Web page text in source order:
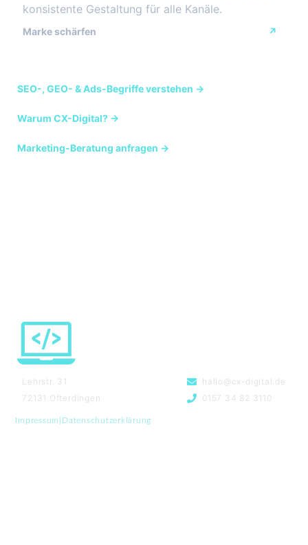
konsistente Gestaltung für alle Kanäle.
Marke schärfen ↗
SEO-, GEO- & Ads-Begriffe verstehen →
Warum CX-Digital? →
Marketing-Beratung anfragen →
Lehrstr. 31
72131 Ofterdingen
hallo@cx-digital.de
0157 34 82 3110
Impressum Datenschutzerklärung